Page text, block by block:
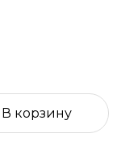
В корзину